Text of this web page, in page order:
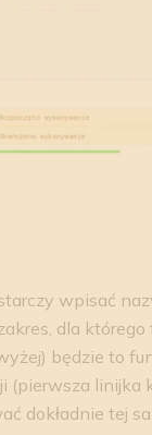
wpisać
dla którego
będzie to
linijka
dokładnie tej